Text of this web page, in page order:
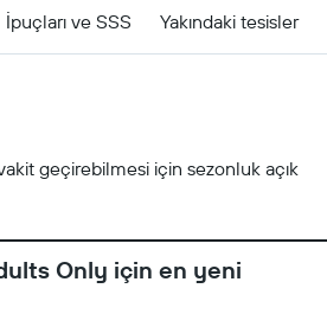
İpuçları ve SSS Yakındaki tesisler
geçirebilmesi için sezonluk açık
Only için en yeni